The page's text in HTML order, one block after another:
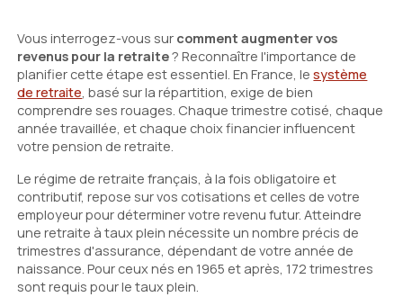
Vous interrogez-vous sur comment augmenter vos
revenus pour la retraite? Reconnaître l'importance de
planifier cette étape est essentiel. En France, lesystème
de retraite, basé sur la répartition, exige de bien
comprendre ses rouages. Chaque trimestre cotisé, chaque
année travaillée, et chaque choix financier influencent
votre pension de retraite.
Le régime de retraite français, à la fois obligatoire et
contributif, repose sur vos cotisations et celles de votre
employeur pour déterminer votre revenu futur. Atteindre
une retraite à taux plein nécessite un nombre précis de
trimestres d'assurance, dépendant de votre année de
naissance. Pour ceux nés en 1965 et après, 172 trimestres
sont requis pour le taux plein.